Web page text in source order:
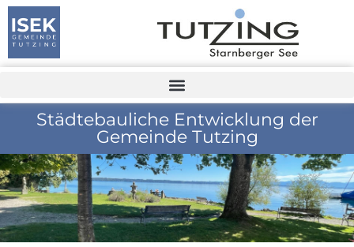
Städtebauliche Entwicklung der
Gemeinde Tutzing